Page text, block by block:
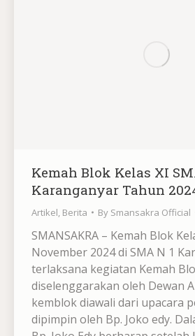
Kemah Blok Kelas XI
Karanganyar Tahun
Artikel Berita By Smansakra Official
SMANSAKRA – Kemah Blok
November 2024 di SMA N 1
terlaksana kegiatan Kemah
diselenggarakan oleh Dewan
kemblok diawali dari upacara
dipimpin oleh Bp. Joko edy.